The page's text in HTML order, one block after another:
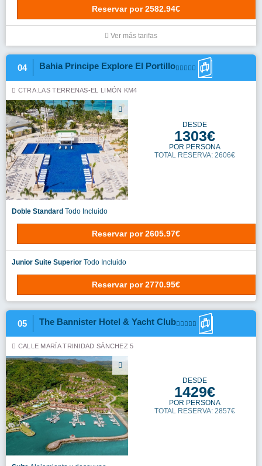
Reservar por 2582.94€
Ver más tarifas
04 Bahia Principe Explore El Portillo
CTRA.LAS TERRENAS-EL LIMÓN KM4
DESDE
1303€
POR PERSONA
TOTAL RESERVA: 2606€
Doble Standard Todo Incluido
Reservar por 2605.97€
Junior Suite Superior Todo Incluido
Reservar por 2770.95€
05 The Bannister Hotel & Yacht Club
CALLE MARÍA TRINIDAD SÁNCHEZ 5
DESDE
1429€
POR PERSONA
TOTAL RESERVA: 2857€